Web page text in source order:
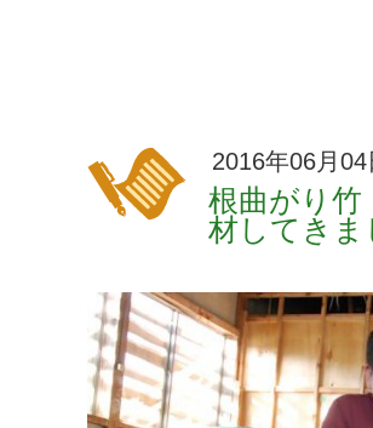
2016年06月04
根曲がり竹
材してきま